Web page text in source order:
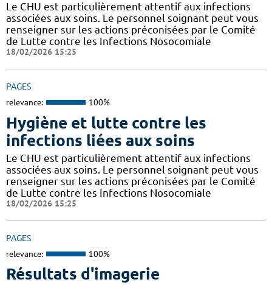
Le CHU est particulièrement attentif aux infections
associées aux soins. Le personnel soignant peut vous
renseigner sur les actions préconisées par le Comité
de Lutte contre les Infections Nosocomiale
18/02/2026 15:25
PAGES
relevance: 100%
Hygiène et lutte contre les
infections liées aux soins
Le CHU est particulièrement attentif aux infections
associées aux soins. Le personnel soignant peut vous
renseigner sur les actions préconisées par le Comité
de Lutte contre les Infections Nosocomiale
18/02/2026 15:25
PAGES
relevance: 100%
Résultats d'imagerie